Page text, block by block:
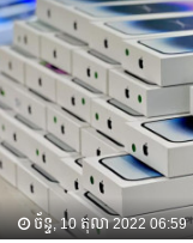
ច័ន្ទ, 10 តុលា 2022 06:59